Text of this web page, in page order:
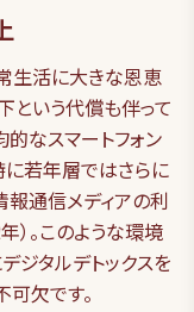
生活に大きな恩恵
という代償も伴って
なスマートフォン
若年層ではさらに
報通信メディアの利
。このような環境
ジタルデトックスを
欠です。